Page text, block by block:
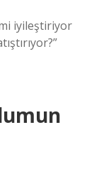
iyileştiriyor